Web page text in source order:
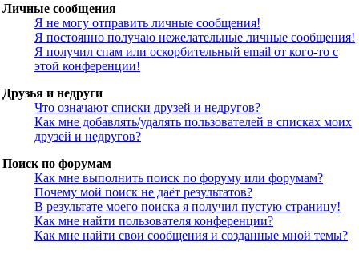
Личные сообщения
Я не могу отправить личные сообщения!
Я постоянно получаю нежелательные личные сообщения!
Я получил спам или оскорбительный email от кого-то с
этой конференции!
Друзья и недруги
Что означают списки друзей и недругов?
Как мне добавлять/удалять пользователей в списках моих
друзей и недругов?
Поиск по форумам
Как мне выполнить поиск по форуму или форумам?
Почему мой поиск не даёт результатов?
В результате моего поиска я получил пустую страницу!
Как мне найти пользователя конференции?
Как мне найти свои сообщения и созданные мной темы?